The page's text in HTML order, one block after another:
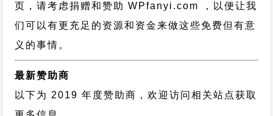
页，请考虑捐赠和赞助 WPfanyi.com ，以便让我
们可以有更充足的资源和资金来做这些免费但有意
义的事情。
最新赞助商
以下为 2019 年度赞助商，欢迎访问相关站点获取